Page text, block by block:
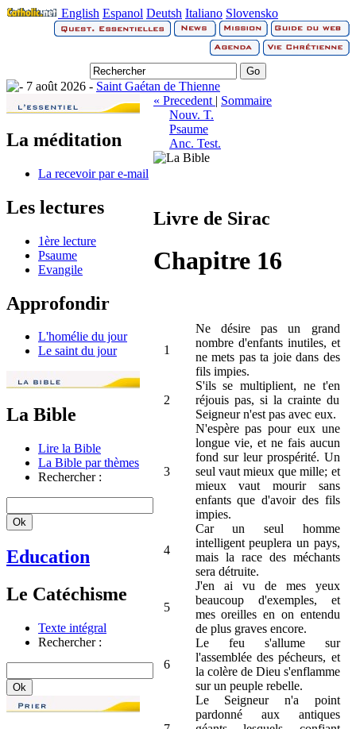
English Espanol Deutsh Italiano Slovensko
7 août 2026 - Saint Gaétan de Thienne
La méditation
La recevoir par e-mail
Les lectures
1ère lecture
Psaume
Evangile
Approfondir
L'homélie du jour
Le saint du jour
La Bible
Lire la Bible
La Bible par thèmes
Rechercher :
Education
Le Catéchisme
Texte intégral
Rechercher :
« Precedent | Sommaire
Nouv. T.
Psaume
Anc. Test.
Livre de Sirac
Chapitre 16
1
Ne désire pas un grand
nombre d'enfants inutiles, et
ne mets pas ta joie dans des
fils impies.
2
S'ils se multiplient, ne t'en
réjouis pas, si la crainte du
Seigneur n'est pas avec eux.
3
N'espère pas pour eux une
longue vie, et ne fais aucun
fond sur leur prospérité. Un
seul vaut mieux que mille; et
mieux vaut mourir sans
enfants que d'avoir des fils
impies.
4
Car un seul homme
intelligent peuplera un pays,
mais la race des méchants
sera détruite.
5
J'en ai vu de mes yeux
beaucoup d'exemples, et
mes oreilles en on entendu
de plus graves encore.
6
Le feu s'allume sur
l'assemblée des pécheurs, et
la colère de Dieu s'enflamme
sur un peuple rebelle.
Le Seigneur n'a point
pardonné aux antiques